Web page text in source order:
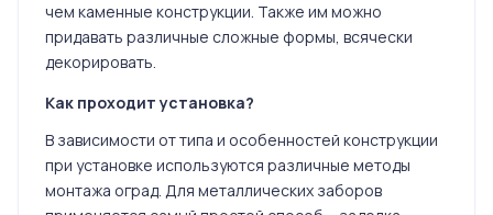
чем каменные конструкции. Также им можно
придавать различные сложные формы, всячески
декорировать.
Как проходит установка?
В зависимости от типа и особенностей конструкции
при установке используются различные методы
монтажа оград. Для металлических заборов